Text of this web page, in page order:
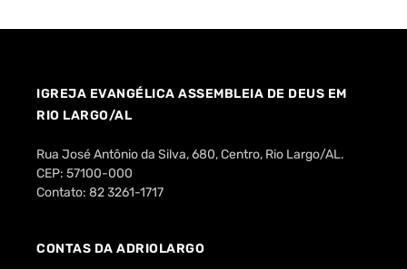
IGREJA EVANGÉLICA ASSEMBLEIA DE DEUS EM
RIO LARGO/AL
Rua José Antônio da Silva, 680, Centro, Rio Largo/AL.
CEP: 57100-000
Contato: 82 3261-1717
CONTAS DA ADRIOLARGO